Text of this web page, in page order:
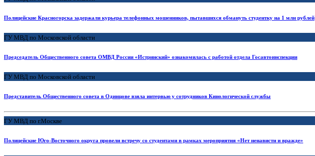
Полицейские Красногорска задержали курьера телефонных мошенников, пытавшихся обмануть студентку на 1 млн рублей
ГУ МВД по Московской области
Председатель Общественного совета ОМВД России «Истринский» ознакомилась с работой отдела Госавтоинспекции
ГУ МВД по Московской области
Представитель Общественного совета в Одинцове взяла интервью у сотрудников Кинологической службы
ГУ МВД по г.Москве
Полицейские Юго-Восточного округа провели встречу со студентами в рамках мероприятия «Нет ненависти и вражде»